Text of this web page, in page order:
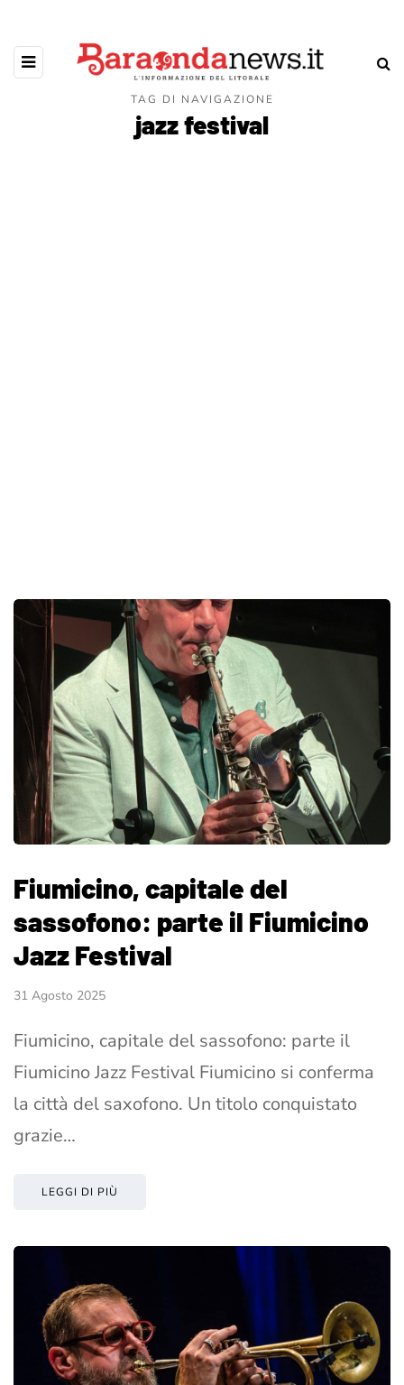
TAG DI NAVIGAZIONE
jazz festival
Fiumicino, capitale del
sassofono: parte il Fiumicino
Jazz Festival
31 Agosto 2025
Fiumicino, capitale del sassofono: parte il
Fiumicino Jazz Festival Fiumicino si conferma
la città del saxofono. Un titolo conquistato
grazie…
LEGGI DI PIÙ